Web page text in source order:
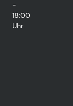
-
18:00
Uhr